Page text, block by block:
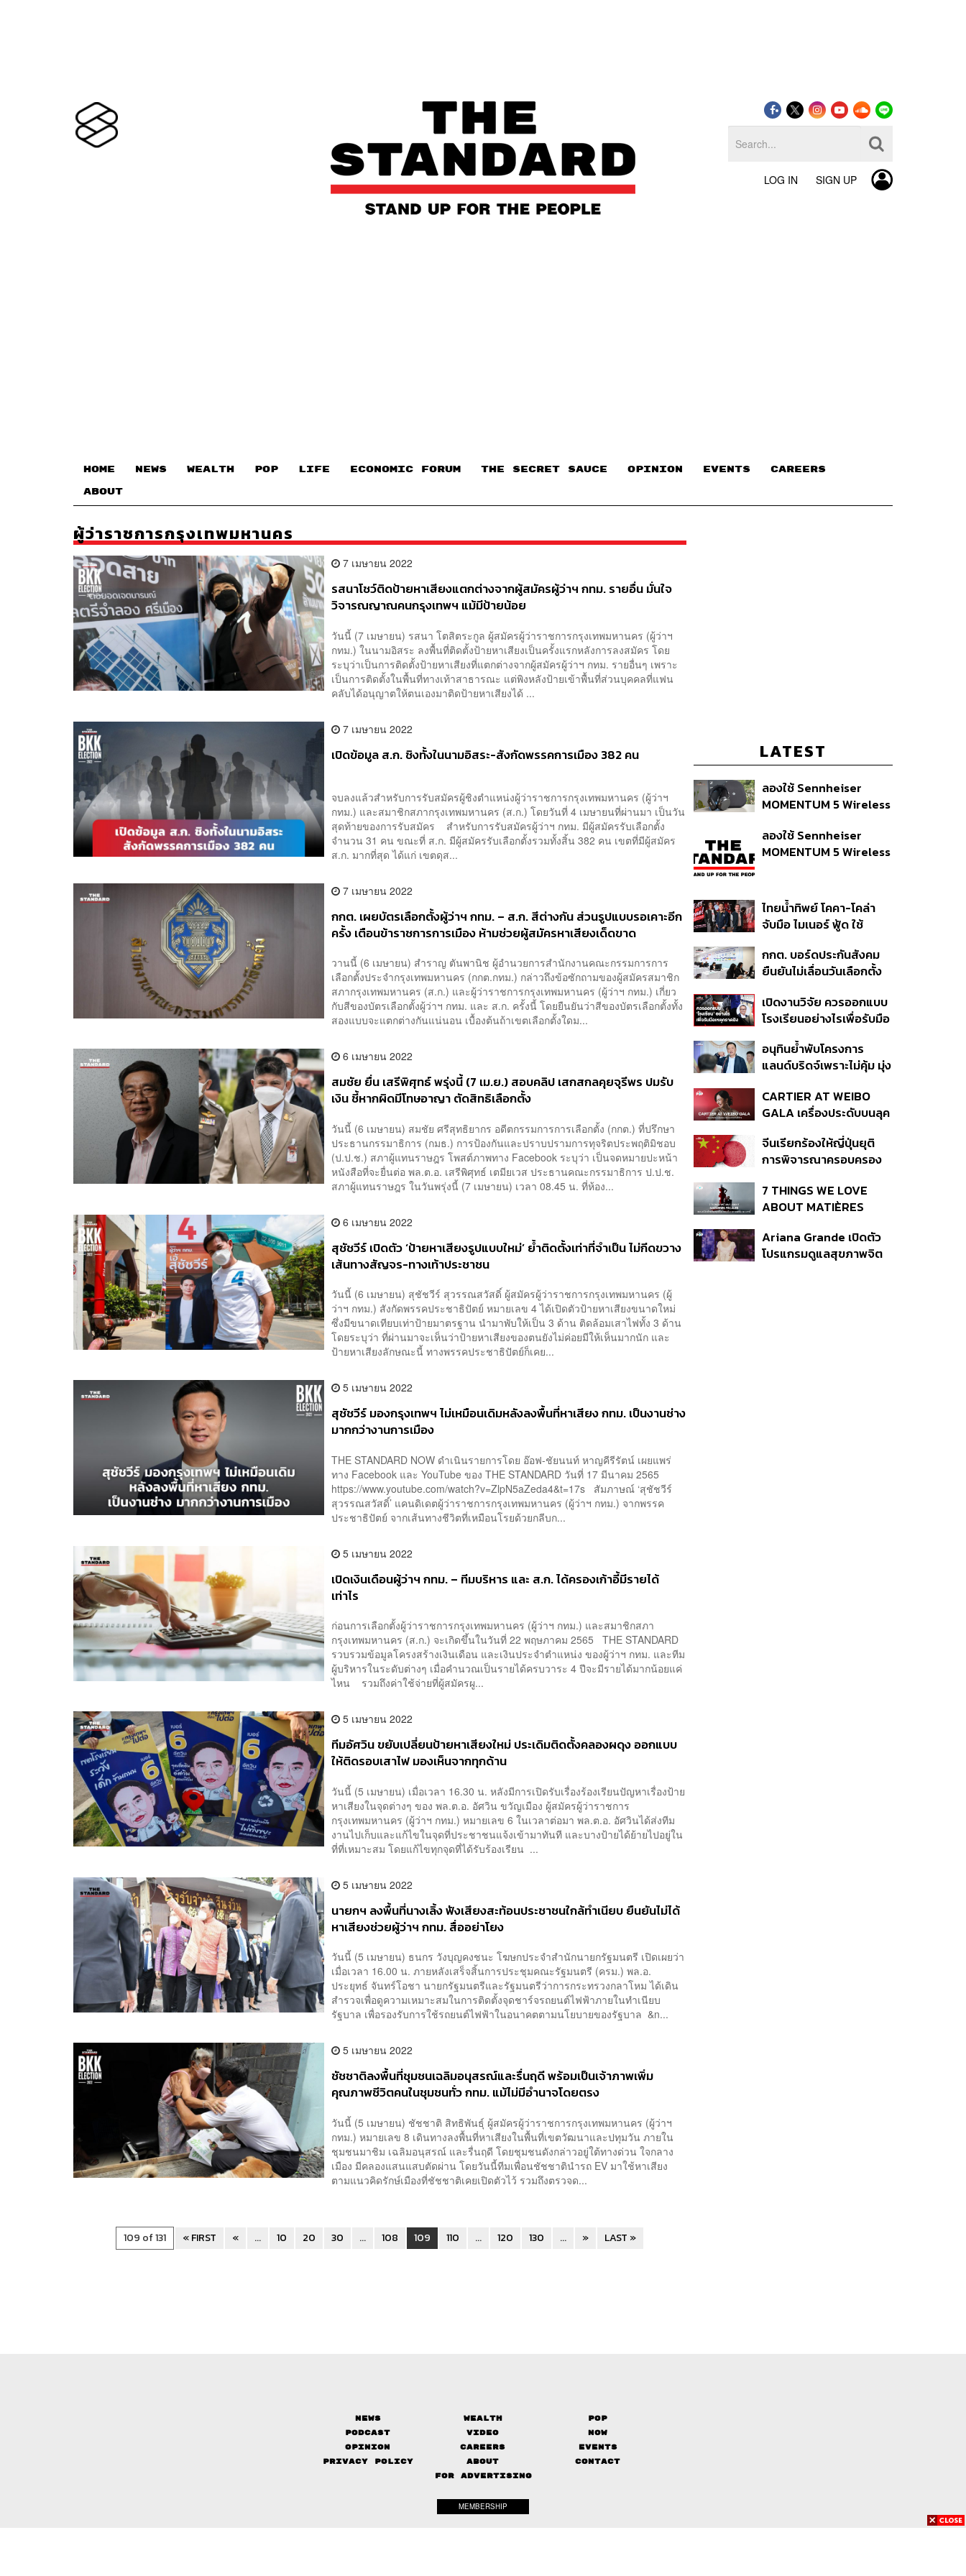
LOG IN SIGN UP
HOME NEWS WEALTH POP LIFE ECONOMIC FORUM THE SECRET SAUCE​ OPINION EVENTS CAREERS
ABOUT
ผู้ว่าราชการกรุงเทพมหานคร
7 เมษายน 2022
รสนาโชว์ติดป้ายหาเสียงแตกต่างจากผู้สมัครผู้ว่าฯ กทม. รายอื่น มั่นใจ
วิจารณญาณคนกรุงเทพฯ แม้มีป้ายน้อย
วันนี้ (7 เมษายน) รสนา โตสิตระกูล ผู้สมัครผู้ว่าราชการกรุงเทพมหานคร (ผู้ว่าฯ
กทม.) ในนามอิสระ ลงพื้นที่ติดตั้งป้ายหาเสียงเป็นครั้งแรกหลังการลงสมัคร โดย
ระบุว่าเป็นการติดตั้งป้ายหาเสียงที่แตกต่างจากผู้สมัครผู้ว่าฯ กทม. รายอื่นๆ เพราะ
เป็นการติดตั้งในพื้นที่ทางเท้าสาธารณะ แต่พิงหลังป้ายเข้าพื้นที่ส่วนบุคคลที่แฟน
คลับได้อนุญาตให้ตนเองมาติดป้ายหาเสียงได้ ...
7 เมษายน 2022
เปิดข้อมูล ส.ก. ชิงทั้งในนามอิสระ-สังกัดพรรคการเมือง 382 คน
จบลงแล้วสำหรับการรับสมัครผู้ชิงตำแหน่งผู้ว่าราชการกรุงเทพมหานคร (ผู้ว่าฯ
กทม.) และสมาชิกสภากรุงเทพมหานคร (ส.ก.) โดยวันที่ 4 เมษายนที่ผ่านมา เป็นวัน
สุดท้ายของการรับสมัคร สำหรับการรับสมัครผู้ว่าฯ กทม. มีผู้สมัครรับเลือกตั้ง
จำนวน 31 คน ขณะที่ ส.ก. มีผู้สมัครรับเลือกตั้งรวมทั้งสิ้น 382 คน เขตที่มีผู้สมัคร
ส.ก. มากที่สุด ได้แก่ เขตดุส...
7 เมษายน 2022
กกต. เผยบัตรเลือกตั้งผู้ว่าฯ กทม. – ส.ก. สีต่างกัน ส่วนรูปแบบรอเคาะอีก
ครั้ง เตือนข้าราชการการเมือง ห้ามช่วยผู้สมัครหาเสียงเด็ดขาด
วานนี้ (6 เมษายน) สำราญ ตันพานิช ผู้อำนวยการสำนักงานคณะกรรมการการ
เลือกตั้งประจำกรุงเทพมหานคร (กกต.กทม.) กล่าวถึงข้อซักถามของผู้สมัครสมาชิก
สภากรุงเทพมหานคร (ส.ก.) และผู้ว่าราชการกรุงเทพมหานคร (ผู้ว่าฯ กทม.) เกี่ยว
กับสีของบัตรเลือกตั้งผู้ว่าฯ กทม. และ ส.ก. ครั้งนี้ โดยยืนยันว่าสีของบัตรเลือกตั้งทั้ง
สองแบบจะแตกต่างกันแน่นอน เบื้องต้นถ้าเขตเลือกตั้งใดม...
6 เมษายน 2022
สมชัย ยื่น เสรีพิศุทธ์ พรุ่งนี้ (7 เม.ย.) สอบคลิป เสกสกลคุยจุรีพร ปมรับ
เงิน ชี้หากผิดมีโทษอาญา ตัดสิทธิเลือกตั้ง
วันนี้ (6 เมษายน) สมชัย ศรีสุทธิยากร อดีตกรรมการการเลือกตั้ง (กกต.) ที่ปรึกษา
ประธานกรรมาธิการ (กมธ.) การป้องกันและปราบปรามการทุจริตประพฤติมิชอบ
(ป.ป.ช.) สภาผู้แทนราษฎร โพสต์ภาพทาง Facebook ระบุว่า เป็นจดหมายปะหน้า
หนังสือที่จะยื่นต่อ พล.ต.อ. เสรีพิศุทธ์ เตมียเวส ประธานคณะกรรมาธิการ ป.ป.ช.
สภาผู้แทนราษฎร ในวันพรุ่งนี้ (7 เมษายน) เวลา 08.45 น. ที่ห้อง...
6 เมษายน 2022
สุชัชวีร์ เปิดตัว ‘ป้ายหาเสียงรูปแบบใหม่’ ย้ำติดตั้งเท่าที่จำเป็น ไม่กีดขวาง
เส้นทางสัญจร-ทางเท้าประชาชน
วันนี้ (6 เมษายน) สุชัชวีร์ สุวรรณสวัสดิ์ ผู้สมัครผู้ว่าราชการกรุงเทพมหานคร (ผู้
ว่าฯ กทม.) สังกัดพรรคประชาธิปัตย์ หมายเลข 4 ได้เปิดตัวป้ายหาเสียงขนาดใหม่
ซึ่งมีขนาดเทียบเท่าป้ายมาตรฐาน นำมาพับให้เป็น 3 ด้าน ติดล้อมเสาไฟทั้ง 3 ด้าน
โดยระบุว่า ที่ผ่านมาจะเห็นว่าป้ายหาเสียงของตนยังไม่ค่อยมีให้เห็นมากนัก และ
ป้ายหาเสียงลักษณะนี้ ทางพรรคประชาธิปัตย์ก็เคย...
5 เมษายน 2022
สุชัชวีร์ มองกรุงเทพฯ ไม่เหมือนเดิมหลังลงพื้นที่หาเสียง กทม. เป็นงานช่าง
มากกว่างานการเมือง
THE STANDARD NOW ดำเนินรายการโดย อ๊อฟ-ชัยนนท์ หาญคีรีรัตน์ เผยแพร่
ทาง Facebook และ YouTube ของ THE STANDARD วันที่ 17 มีนาคม 2565
https://www.youtube.com/watch?v=ZlpN5aZeda4&t=17s สัมภาษณ์ ‘สุชัชวีร์
สุวรรณสวัสดิ์’ แคนดิเดตผู้ว่าราชการกรุงเทพมหานคร (ผู้ว่าฯ กทม.) จากพรรค
ประชาธิปัตย์ จากเส้นทางชีวิตที่เหมือนโรยด้วยกลีบก...
5 เมษายน 2022
เปิดเงินเดือนผู้ว่าฯ กทม. – ทีมบริหาร และ ส.ก. ได้ครองเก้าอี้มีรายได้
เท่าไร
ก่อนการเลือกตั้งผู้ว่าราชการกรุงเทพมหานคร (ผู้ว่าฯ กทม.) และสมาชิกสภา
กรุงเทพมหานคร (ส.ก.) จะเกิดขึ้นในวันที่ 22 พฤษภาคม 2565 THE STANDARD
รวบรวมข้อมูลโครงสร้างเงินเดือน และเงินประจำตำแหน่ง ของผู้ว่าฯ กทม. และทีม
ผู้บริหารในระดับต่างๆ เมื่อคำนวณเป็นรายได้ครบวาระ 4 ปีจะมีรายได้มากน้อยแค่
ไหน รวมถึงค่าใช้จ่ายที่ผู้สมัครผู...
5 เมษายน 2022
ทีมอัศวิน ขยับเปลี่ยนป้ายหาเสียงใหม่ ประเดิมติดตั้งคลองผดุง ออกแบบ
ให้ติดรอบเสาไฟ มองเห็นจากทุกด้าน
วันนี้ (5 เมษายน) เมื่อเวลา 16.30 น. หลังมีการเปิดรับเรื่องร้องเรียนปัญหาเรื่องป้าย
หาเสียงในจุดต่างๆ ของ พล.ต.อ. อัศวิน ขวัญเมือง ผู้สมัครผู้ว่าราชการ
กรุงเทพมหานคร (ผู้ว่าฯ กทม.) หมายเลข 6 ในเวลาต่อมา พล.ต.อ. อัศวินได้ส่งทีม
งานไปเก็บและแก้ไขในจุดที่ประชาชนแจ้งเข้ามาทันที และบางป้ายได้ย้ายไปอยู่ใน
ที่ที่เหมาะสม โดยแก้ไขทุกจุดที่ได้รับร้องเรียน ...
5 เมษายน 2022
นายกฯ ลงพื้นที่นางเลิ้ง ฟังเสียงสะท้อนประชาชนใกล้ทำเนียบ ยืนยันไม่ได้
หาเสียงช่วยผู้ว่าฯ กทม. สื่ออย่าโยง
วันนี้ (5 เมษายน) ธนกร วังบุญคงชนะ โฆษกประจำสำนักนายกรัฐมนตรี เปิดเผยว่า
เมื่อเวลา 16.00 น. ภายหลังเสร็จสิ้นการประชุมคณะรัฐมนตรี (ครม.) พล.อ.
ประยุทธ์ จันทร์โอชา นายกรัฐมนตรีและรัฐมนตรีว่าการกระทรวงกลาโหม ได้เดิน
สำรวจเพื่อดูความเหมาะสมในการติดตั้งจุดชาร์จรถยนต์ไฟฟ้าภายในทำเนียบ
รัฐบาล เพื่อรองรับการใช้รถยนต์ไฟฟ้าในอนาคตตามนโยบายของรัฐบาล &n...
5 เมษายน 2022
ชัชชาติลงพื้นที่ชุมชนเฉลิมอนุสรณ์และรื่นฤดี พร้อมเป็นเจ้าภาพเพิ่ม
คุณภาพชีวิตคนในชุมชนทั่ว กทม. แม้ไม่มีอำนาจโดยตรง
วันนี้ (5 เมษายน) ชัชชาติ สิทธิพันธุ์ ผู้สมัครผู้ว่าราชการกรุงเทพมหานคร (ผู้ว่าฯ
กทม.) หมายเลข 8 เดินทางลงพื้นที่หาเสียงในพื้นที่เขตวัฒนาและปทุมวัน ภายใน
ชุมชนมาชิม เฉลิมอนุสรณ์ และรื่นฤดี โดยชุมชนดังกล่าวอยู่ใต้ทางด่วน ใจกลาง
เมือง มีคลองแสนแสบตัดผ่าน โดยวันนี้ทีมเพื่อนชัชชาตินำรถ EV มาใช้หาเสียง
ตามแนวคิดรักษ์เมืองที่ชัชชาติเคยเปิดตัวไว้ รวมถึงตรวจด...
109 of 131 « FIRST « ... 10 20 30 ... 108 109 110 ... 120 130 ... » LAST »
LATEST
ลองใช้ Sennheiser
MOMENTUM 5 Wireless
ถอดเปลี่ยนแบตเองได้
ก่อนกฎ EU บังคับปีหน้า
ลองใช้ Sennheiser
MOMENTUM 5 Wireless
ก่อนกฎ EU บังคับปีหน้า
ไทยน้ำทิพย์ โคคา-โคล่า
จับมือ ไมเนอร์ ฟู้ด ใช้
พัน Music Marketing ใน
ปีที่ธุรกิจร้านอาหารโต
กกต. บอร์ดประกันสังคม
ยืนยันไม่เลื่อนวันเลือกตั้ง
ตามคำสั่งทุเลาของศาล
เปิดงานวิจัย ควรออกแบบ
โรงเรียนอย่างไรเพื่อรับมือ
อนุทินย้ำพับโครงการ
แลนด์บริดจ์เพราะไม่คุ้ม มุ่ง
รองรับอ่าวไทย-อันดามัน
CARTIER AT WEIBO
GALA เครื่องประดับบนลุค
สำคัญ
จีนเรียกร้องให้ญี่ปุ่นยุติ
การพิจารณาครอบครอง
7 THINGS WE LOVE
ABOUT MATIÈRES
Ariana Grande เปิดตัว
โปรแกรมดูแลสุขภาพจิต
News Wealth
Pop
Podcast
Video
Now
Opinion
Careers
Events
Privacy Policy
About
Contact
FOR ADVERTISING
MEMBERSHIP